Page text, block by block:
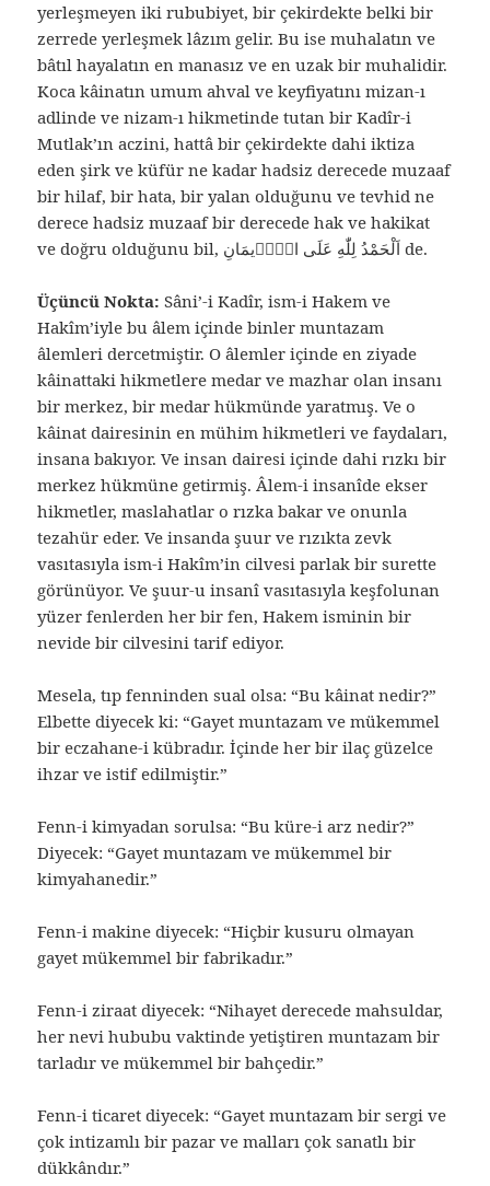
yerleşmeyen iki rububiyet, bir çekirdekte belki bir
zerrede yerleşmek lâzım gelir. Bu ise muhalatın ve
bâtıl hayalatın en manasız ve en uzak bir muhalidir.
Koca kâinatın umum ahval ve keyfiyatını mizan-ı
adlinde ve nizam-ı hikmetinde tutan bir Kadîr-i
Mutlak’ın aczini, hattâ bir çekirdekte dahi iktiza
eden şirk ve küfür ne kadar hadsiz derecede muzaaf
bir hilaf, bir hata, bir yalan olduğunu ve tevhid ne
derece hadsiz muzaaf bir derecede hak ve hakikat
ve doğru olduğunu bil, اَلْحَمْدُ لِلّٰهِ عَلَى الْاٖيمَانِ de.
Üçüncü Nokta: Sâni’-i Kadîr, ism-i Hakem ve
Hakîm’iyle bu âlem içinde binler muntazam
âlemleri dercetmiştir. O âlemler içinde en ziyade
kâinattaki hikmetlere medar ve mazhar olan insanı
bir merkez, bir medar hükmünde yaratmış. Ve o
kâinat dairesinin en mühim hikmetleri ve faydaları,
insana bakıyor. Ve insan dairesi içinde dahi rızkı bir
merkez hükmüne getirmiş. Âlem-i insanîde ekser
hikmetler, maslahatlar o rızka bakar ve onunla
tezahür eder. Ve insanda şuur ve rızıkta zevk
vasıtasıyla ism-i Hakîm’in cilvesi parlak bir surette
görünüyor. Ve şuur-u insanî vasıtasıyla keşfolunan
yüzer fenlerden her bir fen, Hakem isminin bir
nevide bir cilvesini tarif ediyor.
Mesela, tıp fenninden sual olsa: “Bu kâinat nedir?”
Elbette diyecek ki: “Gayet muntazam ve mükemmel
bir eczahane-i kübradır. İçinde her bir ilaç güzelce
ihzar ve istif edilmiştir.”
Fenn-i kimyadan sorulsa: “Bu küre-i arz nedir?”
Diyecek: “Gayet muntazam ve mükemmel bir
kimyahanedir.”
Fenn-i makine diyecek: “Hiçbir kusuru olmayan
gayet mükemmel bir fabrikadır.”
Fenn-i ziraat diyecek: “Nihayet derecede mahsuldar,
her nevi hububu vaktinde yetiştiren muntazam bir
tarladır ve mükemmel bir bahçedir.”
Fenn-i ticaret diyecek: “Gayet muntazam bir sergi ve
çok intizamlı bir pazar ve malları çok sanatlı bir
dükkândır.”